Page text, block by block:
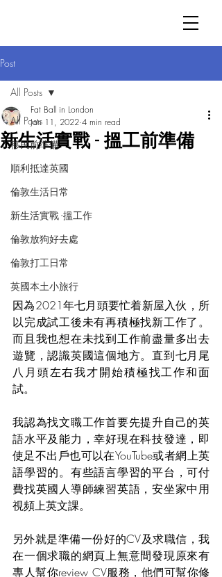
Post
All Posts
移民前準備
順利抵達英國
倫敦生活日常
新生活實戰 -搵工作
倫敦放狗好去處
倫敦打工日常
英國本土小旅行
All Posts
新生活實戰 - 搵工前準備
Fat Ball in London
Jan 11, 2022 4 min read
因為2021年七月頭要忙着新屋入伙，所
以完成試工後未有再積極找新工作了。
而且我也想在未找到工作前盡量多出去
遊覽，認識英國這個地方。直到七月尾
八月頭左右我才開始積極找工作和面
試。
我認為找文職工作首要先提升自己的英
語水平及能力，幸好現在科技發達，即
使足不出戶也可以在YouTube或者網上英
語學習的。有些語言學習的平台，可付
費找英國人導師練習英語，安坐家中用
視頻上英文課。
另外就是準備一份好的CV及求職信，我
在一個求職的網頁上無意間發現原來有
專人幫你review CV服務，他們可幫你修